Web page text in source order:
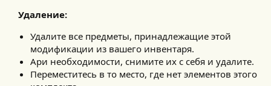
Удаление:
Удалите все предметы, принадлежащие этой
модификации из вашего инвентаря.
Ари необходимости, снимите их с себя и удалите.
Переместитесь в то место, где нет элементов этого